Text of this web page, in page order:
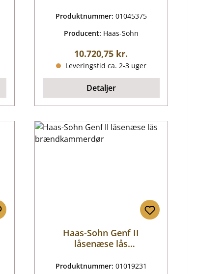
Produktnummer: 01045375
Producent: Haas-Sohn
Almindelig pris:
10.720,75 kr.
Leveringstid ca. 2-3 uger
Detaljer
Haas-Sohn Genf II
låsenæse lås
Produktnummer: 01019231